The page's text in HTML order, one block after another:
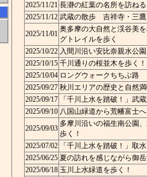
2025/11/21 長瀞の紅葉の名所を訪ねる
2025/11/12 武蔵の散歩 吉祥寺・三鷹
2025/11/01
奥多摩の大自然と渓谷美
グトレイルを歩く
2025/10/22 入間川沿い安比奈親水公
2025/10/15 千川通りの桜並木を歩く！
2025/10/04 ロングウォークちちぶ路
2025/09/27 秋川エリアの歴史と自然
2025/09/17
「千川上水を踏破！」武
2025/09/10 八国山緑道から荒幡富士
2025/09/03
多摩川沿いの福生南公園
歩く！
2025/07/02
「千川上水を踏破！」取
2025/06/25 夏の訪れを感じながら御
2025/06/18 玉川上水緑道を歩く！